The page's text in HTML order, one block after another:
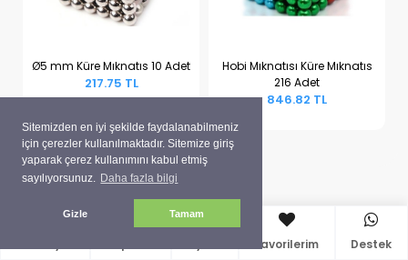
Sitemizden en iyi şekilde faydalanabilmeniz
için çerezler kullanılmaktadır. Sitemize giriş
yaparak çerez kullanımını kabul etmiş
sayılıyorsunuz. Daha fazla bilgi
Gizle Tamam
Sepete Ekle
Ø5 mm Küre Mıknatıs 10 Adet
217.75 TL Sepete Ekle
Hobi Mıknatısı Küre Mıknatıs
216 Adet
846.82 TL
Favorilerim Destek